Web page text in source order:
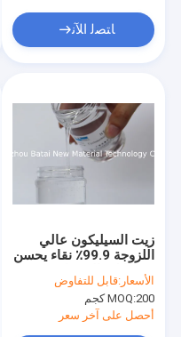
ﺎﺘﺼﻟ ﺍﻶﻧ
زيت السيليكون عالي
اللزوجة 99.9٪ نقاء يحسن
من قابلية الانتشار
الأسعار:قابل للتفاوض
MOQ:200 كجم
أحصل على آخر سعر